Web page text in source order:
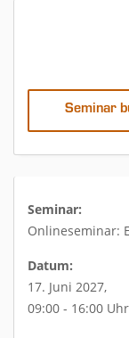
Seminar
Seminar:
Onlineseminar:
Datum:
17. Juni 2027,
09:00 - 16:00 Uhr